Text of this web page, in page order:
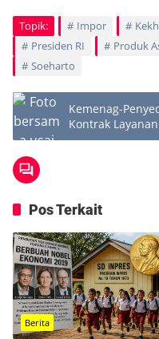
Topik: Impor
Presiden RI
Produk
Soeharto
Kemenag-
Kontrak
Pos Terkait
Berita